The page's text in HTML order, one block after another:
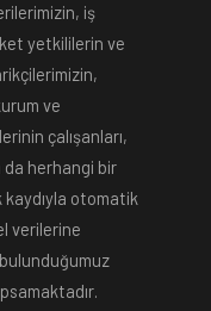
iş
yetkililerin ve
ve
çalışanları,
herhangi bir
kaydıyla otomatik
verilerine